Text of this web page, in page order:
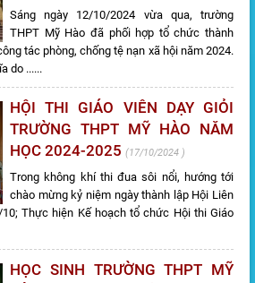
Sáng ngày 12/10/2024 vừa qua, trường
THPT Mỹ Hào đã phối hợp tổ chức thành
tác phòng, chống tệ nạn xã hội năm 2024.
do ......
HỘI THI GIÁO VIÊN DẠY GIỎI
TRƯỜNG THPT MỸ HÀO NĂM
HỌC 2024-2025
17/10/2024
Trong không khí thi đua sôi nổi, hướng tới
chào mừng kỷ niệm ngày thành lập Hội Liên
Thực hiện Kế hoạch tổ chức Hội thi Giáo
HỌC SINH TRƯỜNG THPT MỸ